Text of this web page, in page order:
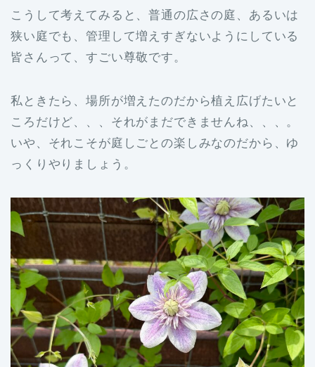
こうして考えてみると、普通の広さの庭、あるいは
狭い庭でも、管理して増えすぎないようにしている
皆さんって、すごい尊敬です。
私ときたら、場所が増えたのだから植え広げたいと
ころだけど、、、それがまだできませんね、、、。
いや、それこそが庭しごとの楽しみなのだから、ゆ
っくりやりましょう。